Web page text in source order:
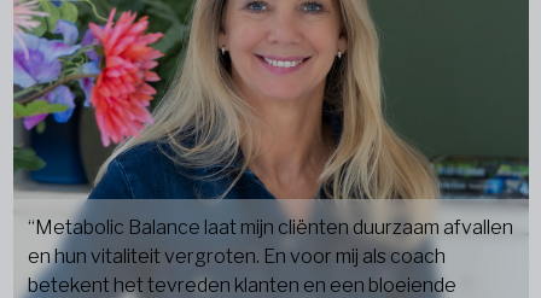
“Metabolic Balance laat mijn cliënten duurzaam afvallen
en hun vitaliteit vergroten. En voor mij als coach
betekent het tevreden klanten en een bloeiende